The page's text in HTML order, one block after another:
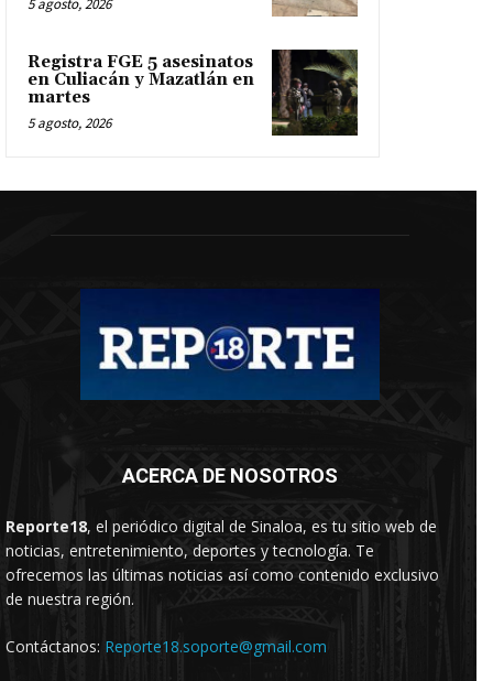
5 agosto, 2026
Registra FGE 5 asesinatos
en Culiacán y Mazatlán en
martes
5 agosto, 2026
ACERCA DE NOSOTROS
Reporte18, el periódico digital de Sinaloa, es tu sitio web de
noticias, entretenimiento, deportes y tecnología. Te
ofrecemos las últimas noticias así como contenido exclusivo
de nuestra región.
Contáctanos: Reporte18.soporte@gmail.com